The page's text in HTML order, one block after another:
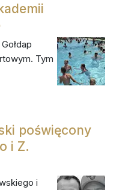
Tym
poświęcony
i Z.
i